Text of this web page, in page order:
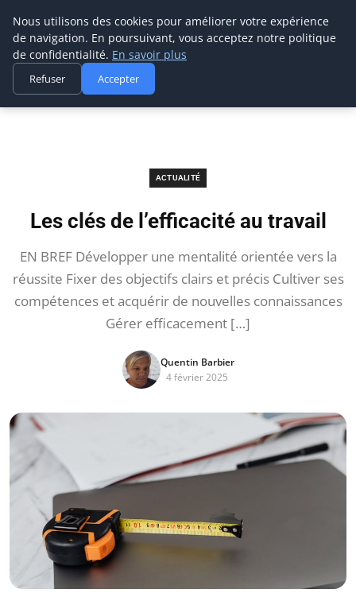
Prospection Pro
Accueil Actualité Les clés de l’efficacité au travail
ACTUALITÉ
Les clés de l’efficacité au travail
EN BREF Développer une mentalité orientée vers la
réussite Fixer des objectifs clairs et précis Cultiver ses
compétences et acquérir de nouvelles connaissances
Gérer efficacement […]
Quentin Barbier
4 février 2025
Nous utilisons des cookies pour améliorer votre expérience
de navigation. En poursuivant, vous acceptez notre politique
de confidentialité. En savoir plus
Refuser Accepter